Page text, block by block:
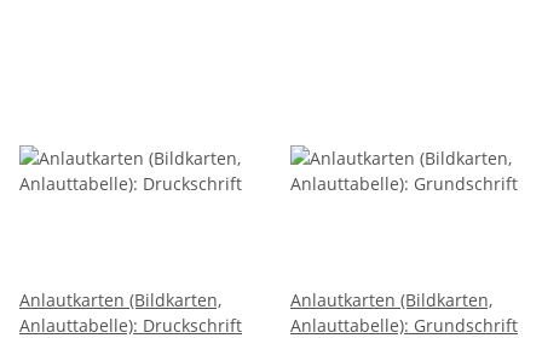
Anlautkarten (Bildkarten,
Anlauttabelle): Druckschrift
Anlautkarten (Bildkarten,
Anlauttabelle): Grundschrift